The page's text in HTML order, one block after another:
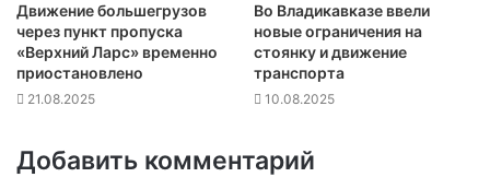
Движение большегрузов
через пункт пропуска
«Верхний Ларс» временно
приостановлено
21.08.2025
Во Владикавказе ввели
новые ограничения на
стоянку и движение
транспорта
10.08.2025
Добавить комментарий